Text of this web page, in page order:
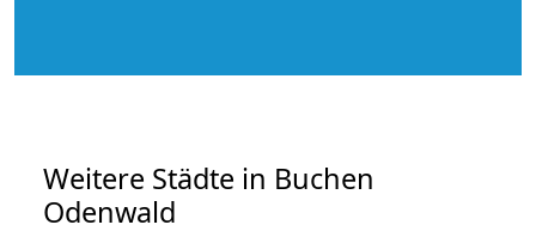
Weitere Städte in Buchen
Odenwald